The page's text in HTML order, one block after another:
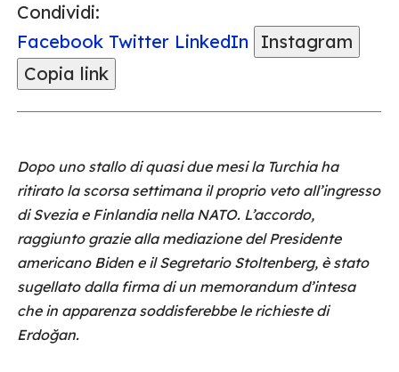
Condividi:
Facebook Twitter LinkedIn
Instagram
Copia link
Dopo uno stallo di quasi due mesi la Turchia ha
ritirato la scorsa settimana il proprio veto all’ingresso
di Svezia e Finlandia nella NATO. L’accordo,
raggiunto grazie alla mediazione del Presidente
americano Biden e il Segretario Stoltenberg, è stato
sugellato dalla firma di un memorandum d’intesa
che in apparenza soddisferebbe le richieste di
Erdoğan.